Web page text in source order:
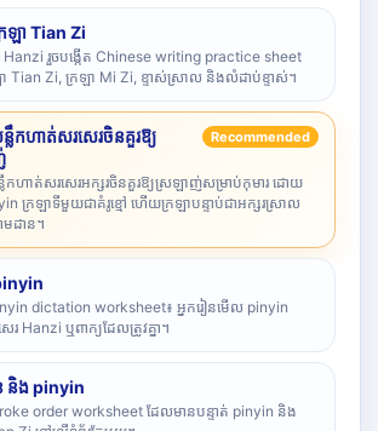
ឡា Tian Zi
Hanzi រួចបង្កើត Chinese writing practice sheet
Tian Zi, ក្រឡា Mi Zi, ខ្ទាស់ស្រាល និងលំដាប់ខ្ទាស់។
លឹកហាត់សរសេរចិនគួរឱ្យ
Recommended
លឹកហាត់សរសេរអក្សរចិនគួរឱ្យស្រឡាញ់សម្រាប់កុមារ ដោយ
ក្រឡាទីមួយជាគំរូខ្មៅ ហើយក្រឡាបន្ទាប់ជាអក្សរស្រាល
មដាន។
dictation worksheet៖ អ្នករៀនមើល pinyin
Hanzi ឬពាក្យដែលត្រូវគ្នា។
និង pinyin
order worksheet ដែលមានបន្ទាត់ pinyin និង